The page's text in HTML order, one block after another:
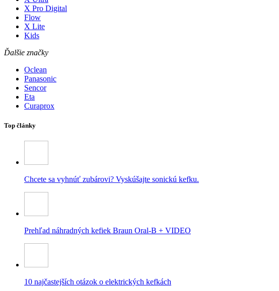
X Pro Digital
Flow
X Lite
Kids
Ďalšie značky
Oclean
Panasonic
Sencor
Eta
Curaprox
Top články
Chcete sa vyhnúť zubárovi? Vyskúšajte sonickú kefku.
Prehľad náhradných kefiek Braun Oral-B + VIDEO
10 najčastejších otázok o elektrických kefkách